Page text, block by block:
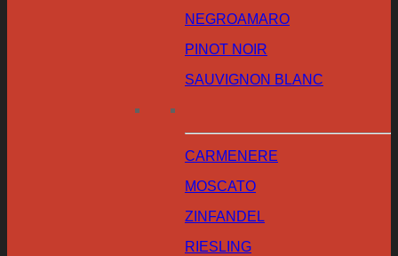
NEGROAMARO
PINOT NOIR
SAUVIGNON BLANC
CARMENERE
MOSCATO
ZINFANDEL
RIESLING